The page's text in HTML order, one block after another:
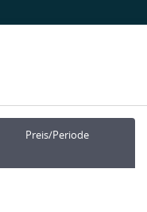
Preis/Periode